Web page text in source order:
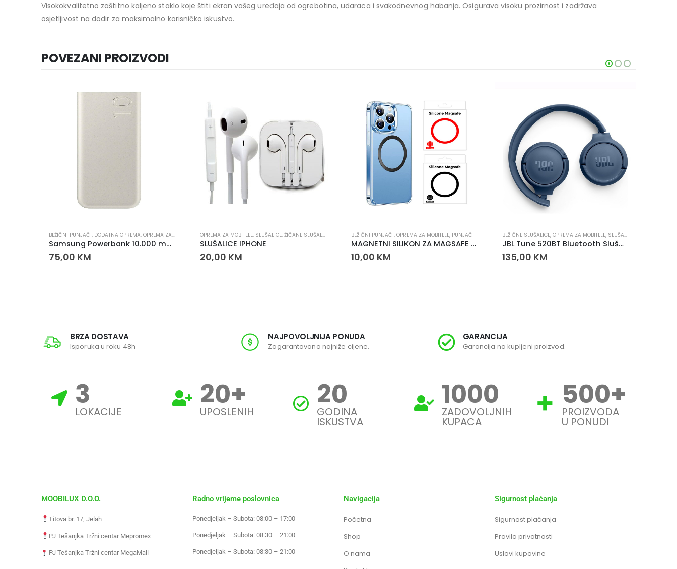
Visokokvalitetno zaštitno kaljeno staklo koje štiti ekran vašeg uređaja od ogrebotina, udaraca i svakodnevnog habanja. Osigurava visoku prozirnost i zadržava
osjetljivost na dodir za maksimalno korisničko iskustvo.
POVEZANI PROIZVODI
BEŽIČNI PUNJAČI, DODATNA OPREMA, OPREMA ZA MOBITELE PUNJAČI
Samsung Powerbank 10.000 mAh 25W USB-C
75,00 KM
OPREMA ZA MOBITELE, SLUŠALICE, ŽIČANE SLUŠALICE
SLUŠALICE IPHONE
20,00 KM
BEŽIČNI PUNJAČI, OPREMA ZA MOBITELE, PUNJAČI
MAGNETNI SILIKON ZA MAGSAFE PUNJAC
10,00 KM
BEŽIČNE SLUŠALICE, OPREMA ZA MOBITELE, SLUŠALICE
JBL Tune 520BT Bluetooth Slušalice Plave
135,00 KM
BRZA DOSTAVA
Isporuka u roku 48h
NAJPOVOLJNIJA PONUDA
Zagarantovano najniže cijene.
GARANCIJA
Garancija na kupljeni proizvod.
3
LOKACIJE 20+
UPOSLENIH 20
GODINA
ISKUSTVA
1000
ZADOVOLJNIH
KUPACA
500+
PROIZVODA
U PONUDI
MOOBILUX D.O.O.
Titova br. 17, Jelah
PJ Tešanjka Tržni centar Mepromex
PJ Tešanjka Tržni centar MegaMall
Radno vrijeme poslovnica
Ponedjeljak – Subota: 08:00 – 17:00
Ponedjeljak – Subota: 08:30 – 21:00
Ponedjeljak – Subota: 08:30 – 21:00
Navigacija
Početna
Shop
O nama
Sigurnost plaćanja
Sigurnost plaćanja
Pravila privatnosti
Uslovi kupovine